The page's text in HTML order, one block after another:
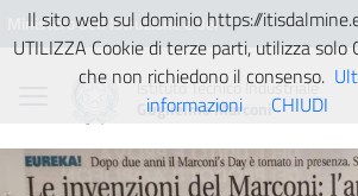
Vai ai contenuti
Vai al menu di navigazione
Vai al footer
Ministero dell'Istruzione e del
Istituto Tecnico Industriale
Guglielmo Marconi
Il sito web sul dominio https://
UTILIZZA Cookie di terze parti, utilizza solo
che non richiedono il consenso.
informazioni
CHIUDI